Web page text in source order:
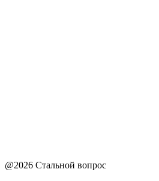
@2026 Стальной вопрос